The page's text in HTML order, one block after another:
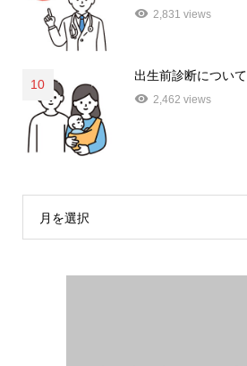
2,831 views
10
出生前診断について
2,462 views
月を選択